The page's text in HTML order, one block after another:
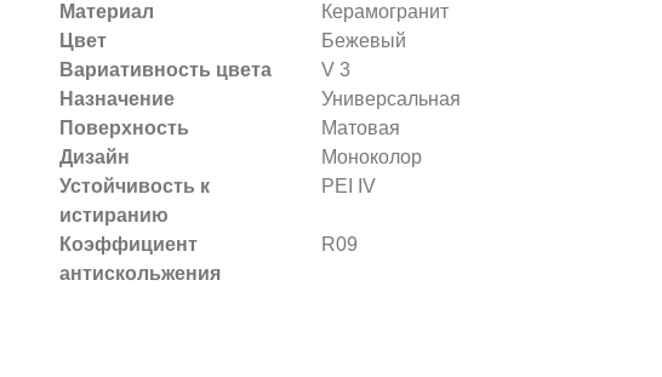
Материал
Керамогранит
Цвет
Бежевый
Вариативность цвета
V 3
Назначение
Универсальная
Поверхность
Матовая
Дизайн
Моноколор
Устойчивость к
истиранию
PEI IV
Коэффициент
антискольжения
R09